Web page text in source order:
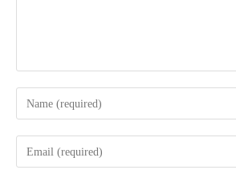
Enter
your
name
Enter
your